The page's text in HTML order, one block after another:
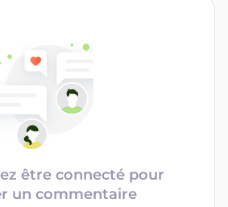
être connecté pour
un commentaire